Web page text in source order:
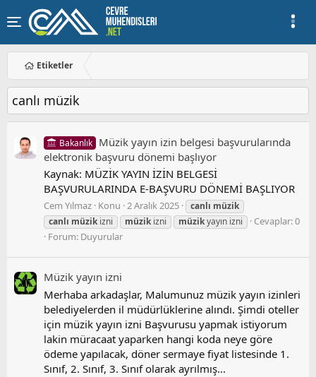
Etiketler
canlı müzik
Bakanlık Müzik yayın izin belgesi başvurularında
elektronik başvuru dönemi başlıyor
Kaynak: MÜZİK YAYIN İZİN BELGESİ
BAŞVURULARINDA E-BAŞVURU DÖNEMİ BAŞLIYOR
Cem Yılmaz Konu 2 Aralık 2025 canlı müzik
canlı müzik izni müzik izni müzikyayın izni
Cevaplar: 0
Forum: Duyurular
Müzik yayın i̇zni
Merhaba arkadaşlar, Malumunuz müzik yayın izinleri
belediyelerden il müdürlüklerine alındı. Şimdi oteller
için müzik yayın izni Başvurusu yapmak istiyorum
lakin müracaat yaparken hangi koda neye göre
ödeme yapılacak, döner sermaye fiyat listesinde 1.
Sınıf, 2. Sınıf, 3. Sınıf olarak ayrılmış...